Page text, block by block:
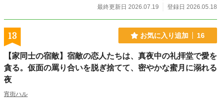
最終更新日 2026.07.19
登録日 2026.05.18
13 お気に入り追加 16
【家同士の宿敵】宿敵の恋人たちは、真夜中の礼拝堂で愛を
貪る。仮面の罵り合いを脱ぎ捨てて、密やかな蜜月に溺れる
夜
宵街ハル